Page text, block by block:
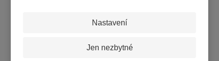
Nastavení
Jen nezbytné